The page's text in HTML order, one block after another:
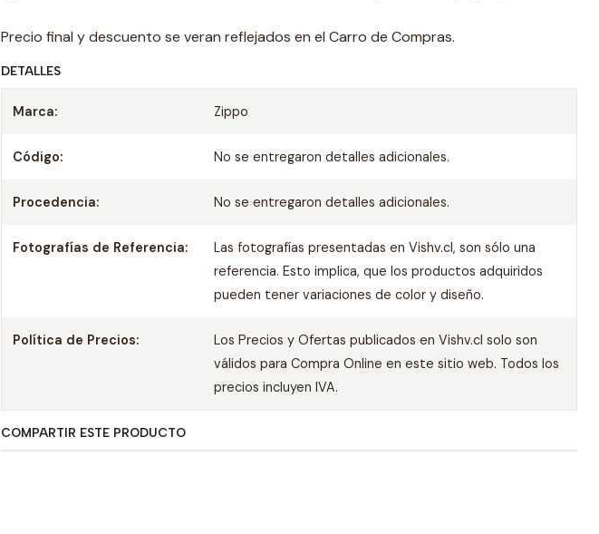
Precio final y descuento se veran reflejados en el Carro de Compras.
DETALLES
Marca: Zippo
Código: No se entregaron detalles adicionales.
Procedencia: No se entregaron detalles adicionales.
Fotografías de Referencia:
Las fotografías presentadas en Vishv.cl, son sólo una
referencia. Esto implica, que los productos adquiridos
pueden tener variaciones de color y diseño.
Política de Precios:
Los Precios y Ofertas publicados en Vishv.cl solo son
válidos para Compra Online en este sitio web. Todos los
precios incluyen IVA.
COMPARTIR ESTE PRODUCTO